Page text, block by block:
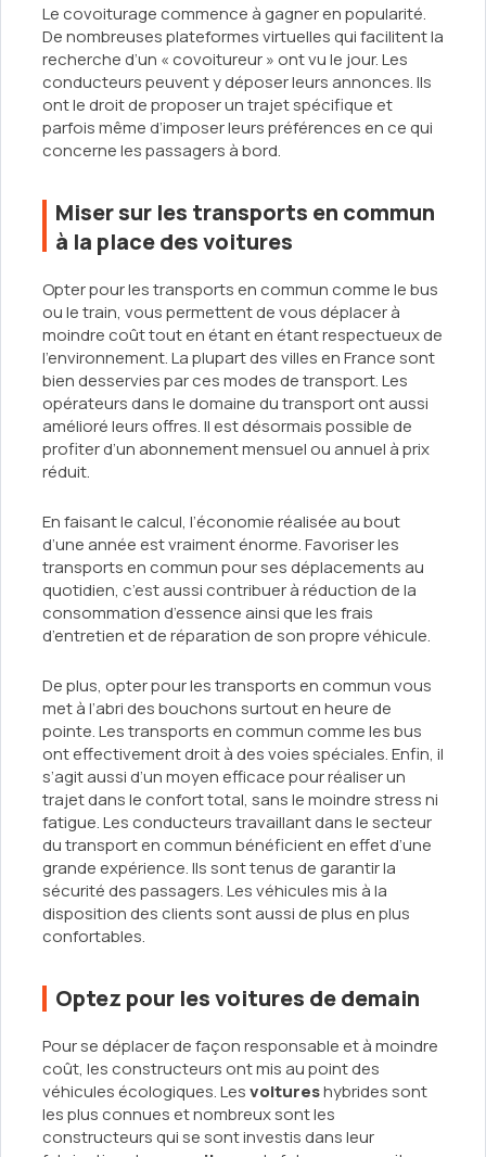
Le covoiturage commence à gagner en popularité.
De nombreuses plateformes virtuelles qui facilitent la
recherche d’un « covoitureur » ont vu le jour. Les
conducteurs peuvent y déposer leurs annonces. Ils
ont le droit de proposer un trajet spécifique et
parfois même d’imposer leurs préférences en ce qui
concerne les passagers à bord.
Miser sur les transports en commun
à la place des voitures
Opter pour les transports en commun comme le bus
ou le train, vous permettent de vous déplacer à
moindre coût tout en étant en étant respectueux de
l’environnement. La plupart des villes en France sont
bien desservies par ces modes de transport. Les
opérateurs dans le domaine du transport ont aussi
amélioré leurs offres. Il est désormais possible de
profiter d’un abonnement mensuel ou annuel à prix
réduit.
En faisant le calcul, l’économie réalisée au bout
d’une année est vraiment énorme. Favoriser les
transports en commun pour ses déplacements au
quotidien, c’est aussi contribuer à réduction de la
consommation d’essence ainsi que les frais
d’entretien et de réparation de son propre véhicule.
De plus, opter pour les transports en commun vous
met à l’abri des bouchons surtout en heure de
pointe. Les transports en commun comme les bus
ont effectivement droit à des voies spéciales. Enfin, il
s’agit aussi d’un moyen efficace pour réaliser un
trajet dans le confort total, sans le moindre stress ni
fatigue. Les conducteurs travaillant dans le secteur
du transport en commun bénéficient en effet d’une
grande expérience. Ils sont tenus de garantir la
sécurité des passagers. Les véhicules mis à la
disposition des clients sont aussi de plus en plus
confortables.
Optez pour les voitures de demain
Pour se déplacer de façon responsable et à moindre
coût, les constructeurs ont mis au point des
véhicules écologiques. Lesvoitureshybrides sont
les plus connues et nombreux sont les
constructeurs qui se sont investis dans leur